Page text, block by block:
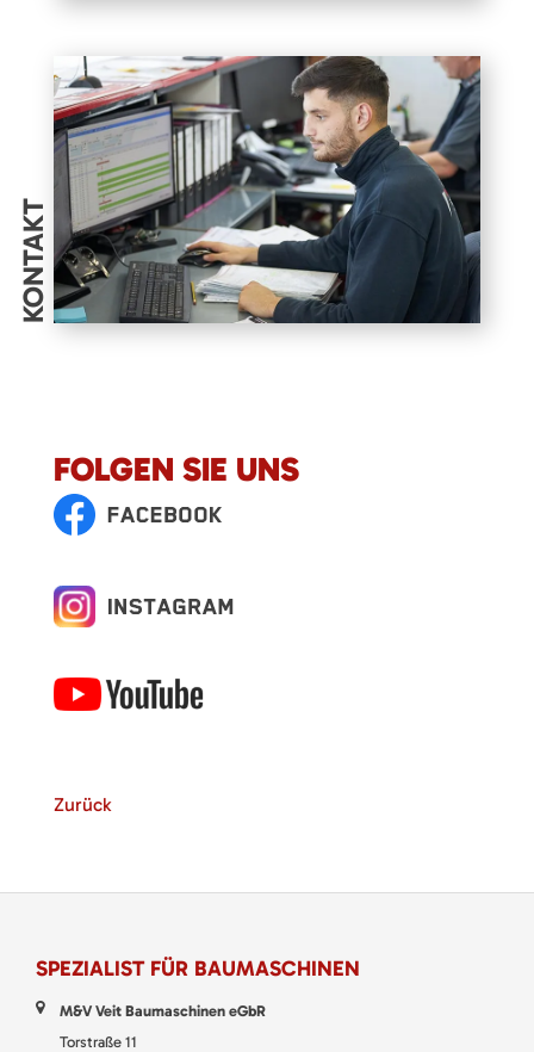
KONTAKT
FOLGEN SIE UNS
Zurück
SPEZIALIST FÜR BAUMASCHINEN
M&V Veit Baumaschinen eGbR
Torstraße 11